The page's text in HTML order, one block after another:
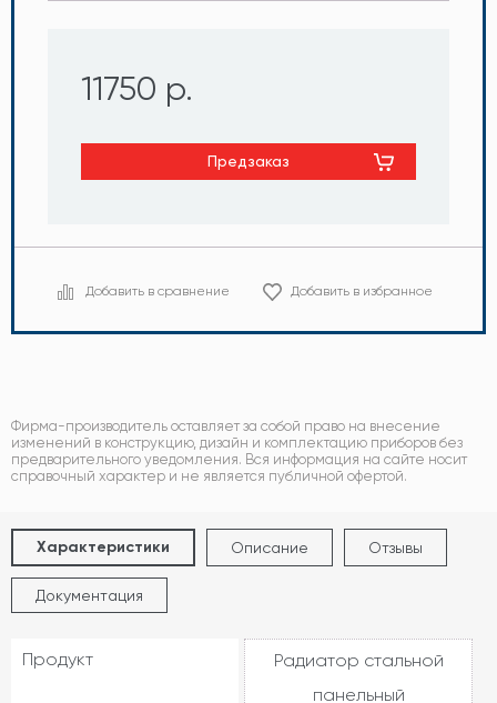
11750 р.
Предзаказ
Добавить в сравнение Добавить в избранное
Фирма-производитель оставляет за собой право на внесение
изменений в конструкцию, дизайн и комплектацию приборов без
предварительного уведомления. Вся информация на сайте носит
справочный характер и не является публичной офертой.
Характеристики Описание Отзывы
Документация
Продукт
Радиатор стальной
панельный